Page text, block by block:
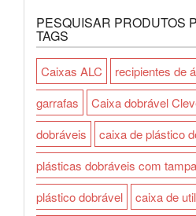
PESQUISAR PRODUTOS
TAGS
Caixas ALC recipientes de
garrafas
Caixa dobrável
dobráveis
caixa de plástico
plásticas dobráveis com
plástico dobrável
caixa de